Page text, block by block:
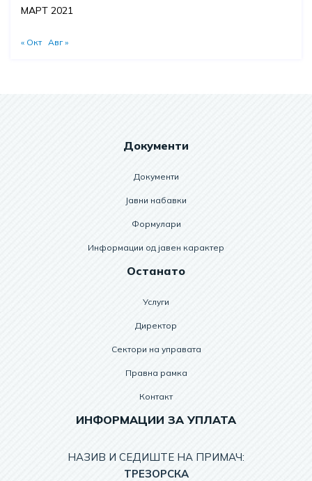
МАРТ 2021
« Окт Авг »
Документи
Документи
Јавни набавки
Формулари
Информации од јавен карактер
Останато
Услуги
Директор
Сектори на управата
Правна рамка
Контакт
ИНФОРМАЦИИ ЗА УПЛАТА
НАЗИВ И СЕДИШТЕ НА ПРИМАЧ:
TРЕЗОРСКА